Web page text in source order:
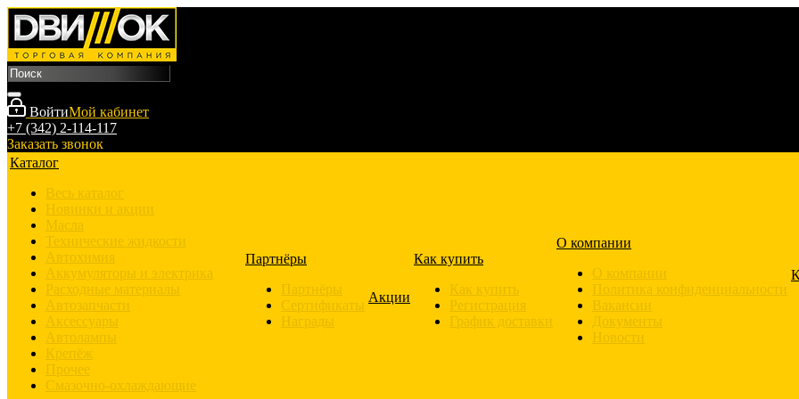
ВойтиМой кабинет
+7 (342) 2-114-117
Заказать звонок
Каталог
Весь каталог
Новинки и акции
Масла
Технические жидкости
Автохимия
Аккумуляторы и электрика
Расходные материалы
Автозапчасти
Аксессуары
Автолампы
Крепёж
Прочее
Смазочно-охлаждающие
Партнёры
Партнёры
Сертификаты
Награды
Акции
Как купить
Как купить
Регистрация
График доставки
О компании
О компании
Политика конфиденциальности
Вакансии
Документы
Новости